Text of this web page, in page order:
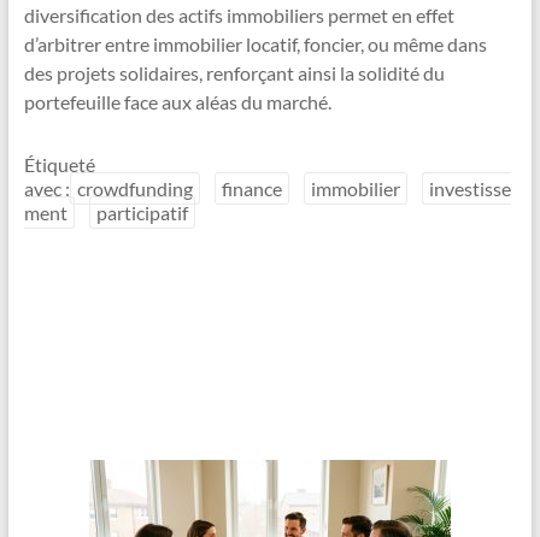
diversification des actifs immobiliers permet en effet
d’arbitrer entre immobilier locatif, foncier, ou même dans
des projets solidaires, renforçant ainsi la solidité du
portefeuille face aux aléas du marché.
Étiqueté
avec : crowdfunding finance immobilier
investisse
ment
participatif